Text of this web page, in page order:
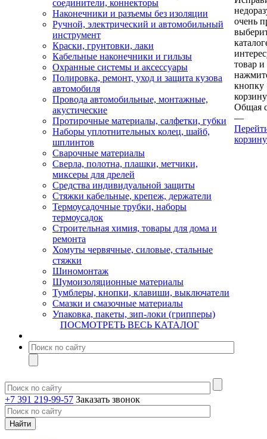
соединители, коннекторы
Наконечники и разъемы без изоляции
Ручной, электрический и автомобильный
инструмент
Краски, грунтовки, лаки
Кабельные наконечники и гильзы
Охранные системы и аксессуары
Полировка, ремонт, уход и защита кузова
автомобиля
Провода автомобильные, монтажные,
акустические
Протирочные материалы, салфетки, губки
Наборы уплотнительных колец, шайб,
шплинтов
Сварочные материалы
Сверла, полотна, плашки, метчики,
миксеры для дрелей
Средства индивидуальной защиты
Стяжки кабельные, крепеж, держатели
Термоусадочные трубки, наборы
термоусадок
Строительная химия, товары для дома и
ремонта
Хомуты червячные, силовые, стальные
стяжки
Шиномонтаж
Шумоизоляционные материалы
Тумблеры, кнопки, клавиши, выключатели
Смазки и смазочные материалы
Упаковка, пакеты, зип-локи (грипперы)
ПОСМОТРЕТЬ ВЕСЬ КАТАЛОГ
+7 391 219-99-57 Заказать звонок
очень
товар и
кнопку
Общая
—
корзину